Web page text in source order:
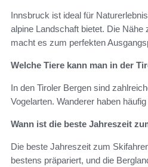
Innsbruck ist ideal für
alpine Landschaft bietet. Die
macht es zum perfekten
Welche Tiere kann man in der
In den Tiroler Bergen sind
Vogelarten. Wanderer haben
Wann ist die beste Jahreszeit
Die beste Jahreszeit zum
bestens präpariert, und die